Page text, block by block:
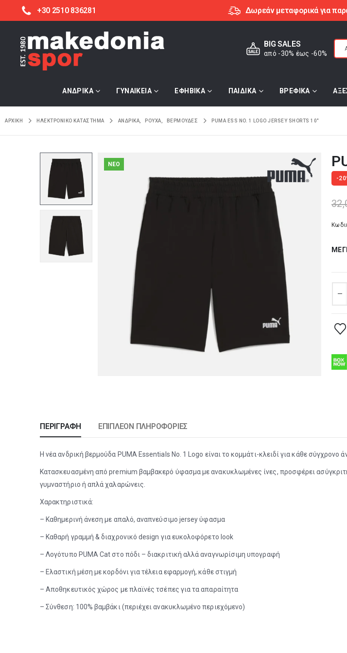
+30 2510 836281 Δωρεάν μεταφορικά για
BIG SALES
από -30% έως -60%
ΑΝΔΡΙΚΑ ΓΥΝΑΙΚΕΙΑ ΕΦΗΒΙΚΑ ΠΑΙΔΙΚΑ ΒΡΕΦΙΚΑ
ΑΡΧΙΚΉ ΗΛΕΚΤΡΟΝΙΚΌ ΚΑΤΆΣΤΗΜΑ ΑΝΔΡΙΚΑ ΡΟΥΧΑ ΒΕΡΜΟΥΔΕΣ PUMA ESS NO. 1 LOGO JERSEY SHORTS 10″
NEO
-
ΠΕΡΙΓΡΑΦΉ ΕΠΙΠΛΈΟΝ ΠΛΗΡΟΦΟΡΊΕΣ
Η νέα ανδρική βερμούδα PUMA Essentials No. 1 Logo είναι το κομμάτι-κλειδί για κάθε σύγχρονο
Κατασκευασμένη από premium βαμβακερό ύφασμα με ανακυκλωμένες ίνες, προσφέρει
γυμναστήριο ή απλά χαλαρώνεις.
Χαρακτηριστικά:
– Καθημερινή άνεση με απαλό, αναπνεύσιμο jersey ύφασμα
– Καθαρή γραμμή & διαχρονικό design για ευκολοφόρετο look
– Λογότυπο PUMA Cat στο πόδι – διακριτική αλλά αναγνωρίσιμη υπογραφή
– Ελαστική μέση με κορδόνι για τέλεια εφαρμογή, κάθε στιγμή
– Αποθηκευτικός χώρος με πλαϊνές τσέπες για τα απαραίτητα
– Σύνθεση: 100% βαμβάκι (περιέχει ανακυκλωμένο περιεχόμενο)